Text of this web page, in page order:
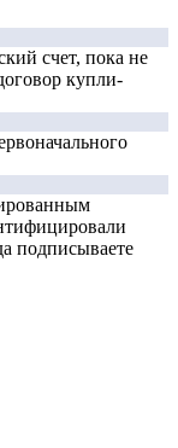
счет, пока не
купли-
подписываете